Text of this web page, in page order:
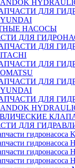
ДЛЯ
НАСОСЫ
ДЛЯ
ДЛЯ
ДЛЯ
ДЛЯ
ДЛЯ
ДЛЯ
гидронасоса
гидронасоса
гидронасоса
гидронасоса